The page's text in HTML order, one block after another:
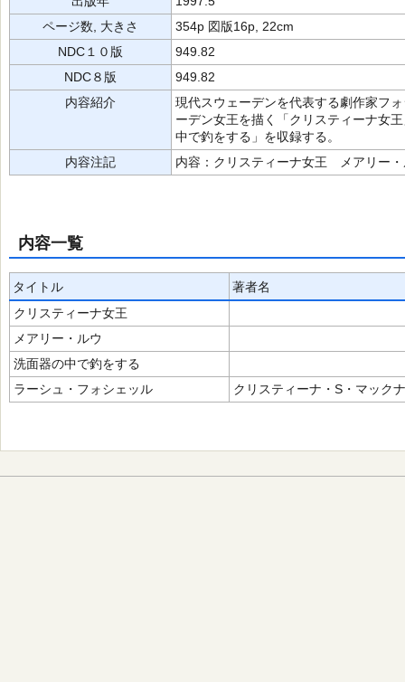
ページ数, 大きさ
354p 図版16p, 22cm
NDC１０版
949.82
NDC８版
949.82
内容紹介
現代スウェーデンを代表する劇作家フ
ーデン女王を描く「クリスティーナ女
中で釣をする」を収録する。
内容注記
内容：クリスティーナ女王 メアリー
内容一覧
タイトル
著者名
クリスティーナ女王
メアリー・ルウ
洗面器の中で釣をする
ラーシュ・フォシェッル
クリスティーナ・S・マック